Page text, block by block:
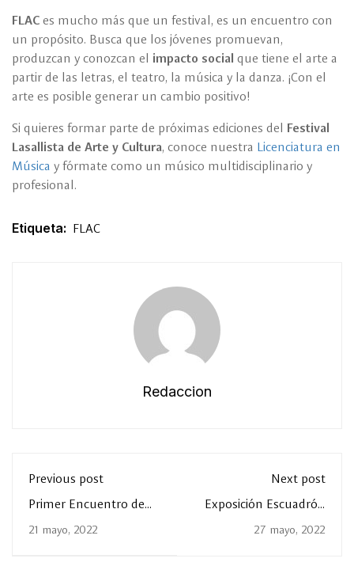
FLAC es mucho más que un festival, es un encuentro con
un propósito. Busca que los jóvenes promuevan,
produzcan y conozcan el impacto social que tiene el arte a
partir de las letras, el teatro, la música y la danza. ¡Con el
arte es posible generar un cambio positivo!
Si quieres formar parte de próximas ediciones del Festival
Lasallista de Arte y Cultura, conoce nuestra Licenciatura en
Música y fórmate como un músico multidisciplinario y
profesional.
Etiqueta: FLAC
Redaccion
Previous post
Primer Encuentro de
21 mayo, 2022
Next post
Exposición Escuadrón
27 mayo, 2022